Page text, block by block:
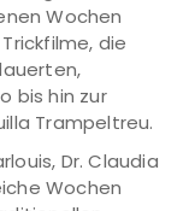
Wochen
die
bis hin zur
Trampeltreu.
Dr. Claudia
Wochen